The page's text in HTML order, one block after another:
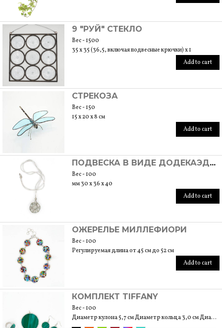
9 "РУЙ" СТЕКЛО
Вес - 1500
35 x 35 (36,5, включая подвесные крючки) x 1
Add to cart
СТРЕКОЗА
Вес - 150
15 x 20 x 8 см
Add to cart
ПОДВЕСКА В ВИДЕ ДОДЕКАЭДРА
Вес - 100
мм 30 x 36 x 40
Add to cart
ОЖЕРЕЛЬЕ МИЛЛЕФИОРИ
Вес - 100
Регулируемая длина от 45 см до 52 см
Add to cart
КОМПЛЕКТ TIFFANY
Вес - 100
Диаметр кулона 5,7 см Диаметр кольца 3,0 см Диаметр серег 2,5 см